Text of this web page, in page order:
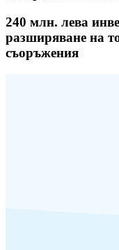
240 млн. лева
разширяване на
съоръжения